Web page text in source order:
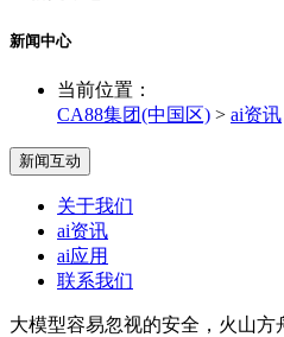
新闻中心
当前位置：
CA88集团(中国区) > ai资讯
新闻互动
关于我们
ai资讯
ai应用
联系我们
大模型容易忽视的安全，火山方